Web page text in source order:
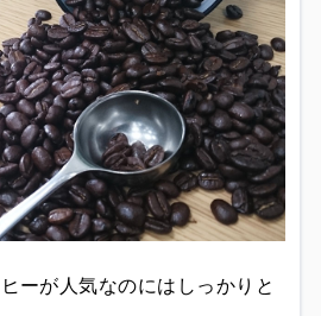
ーが人気なのにはしっかりと